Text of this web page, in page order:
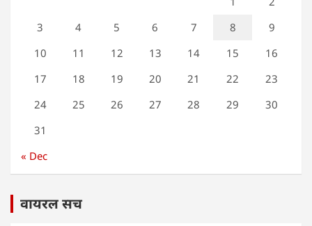
3
4 5 6 7 8
9
10
11 12 13 14 15
16
17
18 19 20 21 22
23
24
25 26 27 28 29
30
31
« Dec
वायरल सच